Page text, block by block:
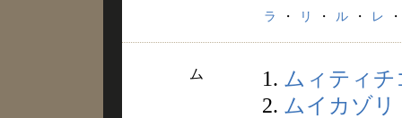
ラ
・ リ ・ ル ・ レ ・
ム 1. ムィティチ
2. ムイカゾリ